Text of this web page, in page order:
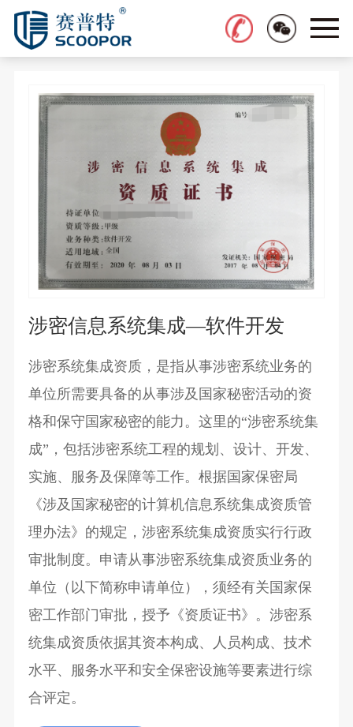
涉密信息系统集成—软件开发
涉密系统集成资质，是指从事涉密系统业务的
单位所需要具备的从事涉及国家秘密活动的资
格和保守国家秘密的能力。这里的“涉密系统集
成”，包括涉密系统工程的规划、设计、开发、
实施、服务及保障等工作。根据国家保密局
《涉及国家秘密的计算机信息系统集成资质管
理办法》的规定，涉密系统集成资质实行行政
审批制度。申请从事涉密系统集成资质业务的
单位（以下简称申请单位），须经有关国家保
密工作部门审批，授予《资质证书》。涉密系
统集成资质依据其资本构成、人员构成、技术
水平、服务水平和安全保密设施等要素进行综
合评定。